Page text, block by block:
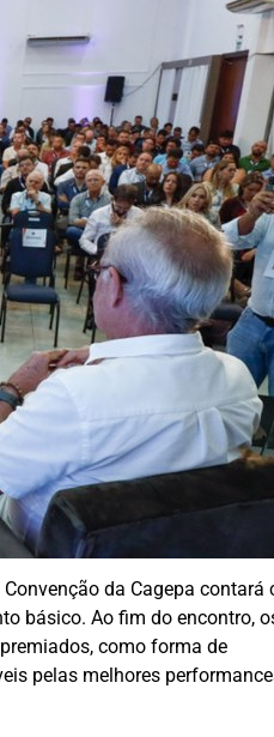
da Cagepa contará
básico. Ao fim do encontro,
como forma de
pelas melhores